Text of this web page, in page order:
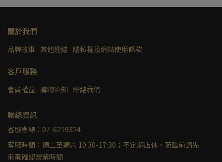
關於我們
品牌故事 其他連結 隱私權及網站使用條款
客戶服務
會員權益 購物須知 聯絡我們
聯絡資訊
客服專線：07-6219324
客服時間：週二至週六 10:30-17:30；不定期店休，蒞臨前請先
來電確認營業時間